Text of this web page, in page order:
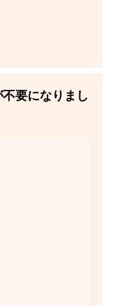
不要になりまし